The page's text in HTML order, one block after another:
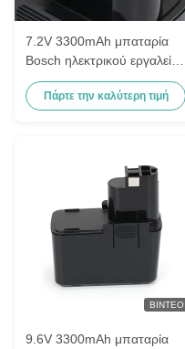
7.2V 3300mAh μπαταρία
Bosch ηλεκτρικού εργαλείου
2 607 335 033, 2 607 335
073Πάρτε την καλύτερη τιμή
ΒΊΝΤΕΟ
9.6V 3300mAh μπαταρία